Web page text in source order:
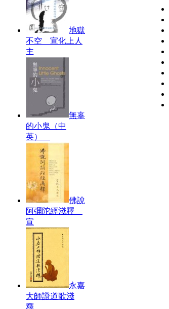
地獄
不空 宣化上人
主
無辜
的小鬼（中
英）
佛說
阿彌陀經淺釋
宣
永嘉
大師證道歌淺
釋